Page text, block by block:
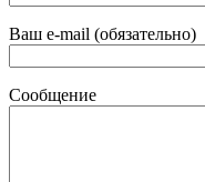
Ваш e-mail (обязательно)
Сообщение